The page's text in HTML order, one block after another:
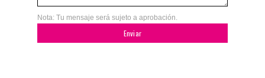
Nota: Tu mensaje será sujeto a aprobación.
Enviar